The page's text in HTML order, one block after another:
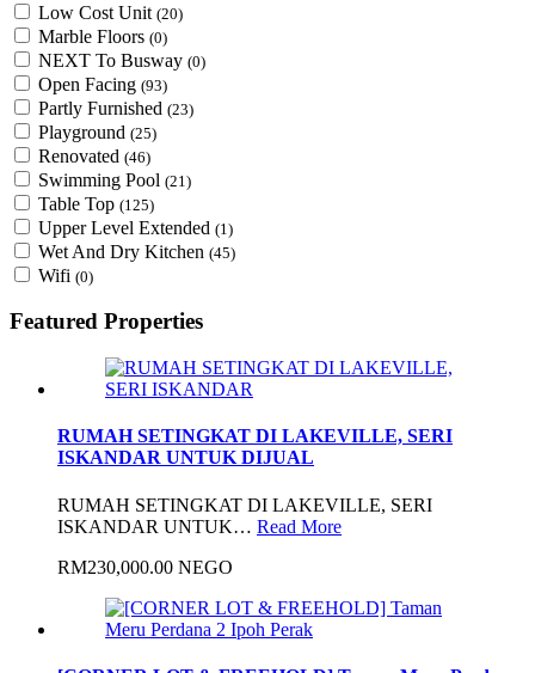
Low Cost Unit (20)
Marble Floors (0)
NEXT To Busway (0)
Open Facing (93)
Partly Furnished (23)
Playground (25)
Renovated (46)
Swimming Pool (21)
Table Top (125)
Upper Level Extended (1)
Wet And Dry Kitchen (45)
Wifi (0)
Featured Properties
RUMAH SETINGKAT DI LAKEVILLE, SERI
ISKANDAR UNTUK DIJUAL
RUMAH SETINGKAT DI LAKEVILLE, SERI
ISKANDAR UNTUK… Read More
RM230,000.00 NEGO